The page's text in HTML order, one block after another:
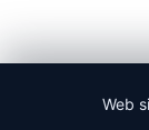
©
Web